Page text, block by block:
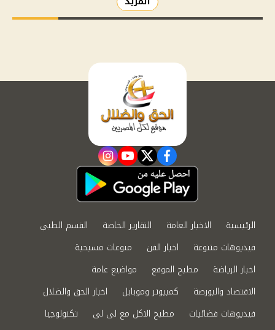
facebook
twitter
youtube
instagram
الرئيسية الاخبار العامة التقارير الخاصة
القسم الطبي
فيديوهات متنوعة
اخبار الفن
منوعات مسيحية
اخبار الرياضة
مطبخ الموقع
مواضيع عامة
الاقتصاد والبورصة
كمبيوتر وموبايل
اخبار الحق والضلال
فيديوهات فضائيات
مطبخ الاكل مع لى لى
تكنولوجيا